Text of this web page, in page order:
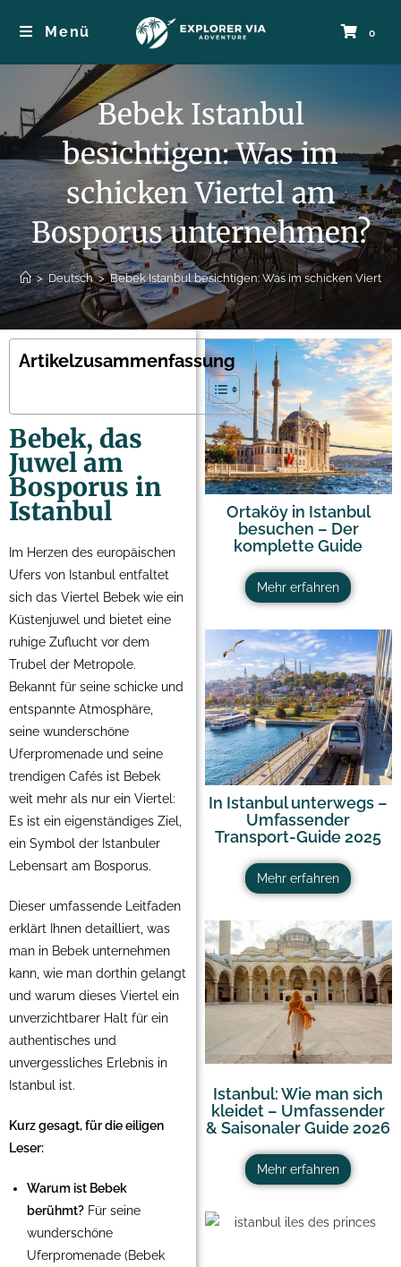
Menü 0
Bebek Istanbul
besichtigen: Was im
schicken Viertel am
Bosporus unternehmen?
> Deutsch > Bebek Istanbul besichtigen: Was im schicken Viertel
Ortaköy in Istanbul
besuchen – Der
komplette Guide
Mehr erfahren
In Istanbul unterwegs –
Umfassender
Transport-Guide 2025
Mehr erfahren
Istanbul: Wie man sich
kleidet – Umfassender
& Saisonaler Guide 2026
Mehr erfahren
Artikelzusammenfassung
Bebek, das
Juwel am
Bosporus in
Istanbul
Im Herzen des europäischen
Ufers von Istanbul entfaltet
sich das Viertel Bebek wie ein
Küstenjuwel und bietet eine
ruhige Zuflucht vor dem
Trubel der Metropole.
Bekannt für seine schicke und
entspannte Atmosphäre,
seine wunderschöne
Uferpromenade und seine
trendigen Cafés ist Bebek
weit mehr als nur ein Viertel:
Es ist ein eigenständiges Ziel,
ein Symbol der Istanbuler
Lebensart am Bosporus.
Dieser umfassende Leitfaden
erklärt Ihnen detailliert, was
man in Bebek unternehmen
kann, wie man dorthin gelangt
und warum dieses Viertel ein
unverzichtbarer Halt für ein
authentisches und
unvergessliches Erlebnis in
Istanbul ist.
Kurz gesagt, für die eiligen
Leser:
Warum ist Bebek
berühmt? Für seine
wunderschöne
Uferpromenade (Bebek